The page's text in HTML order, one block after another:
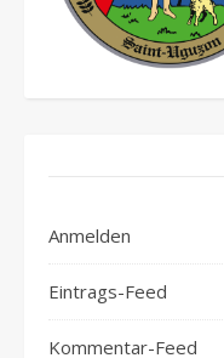
Anmelden
Eintrags-Feed
Kommentar-Feed